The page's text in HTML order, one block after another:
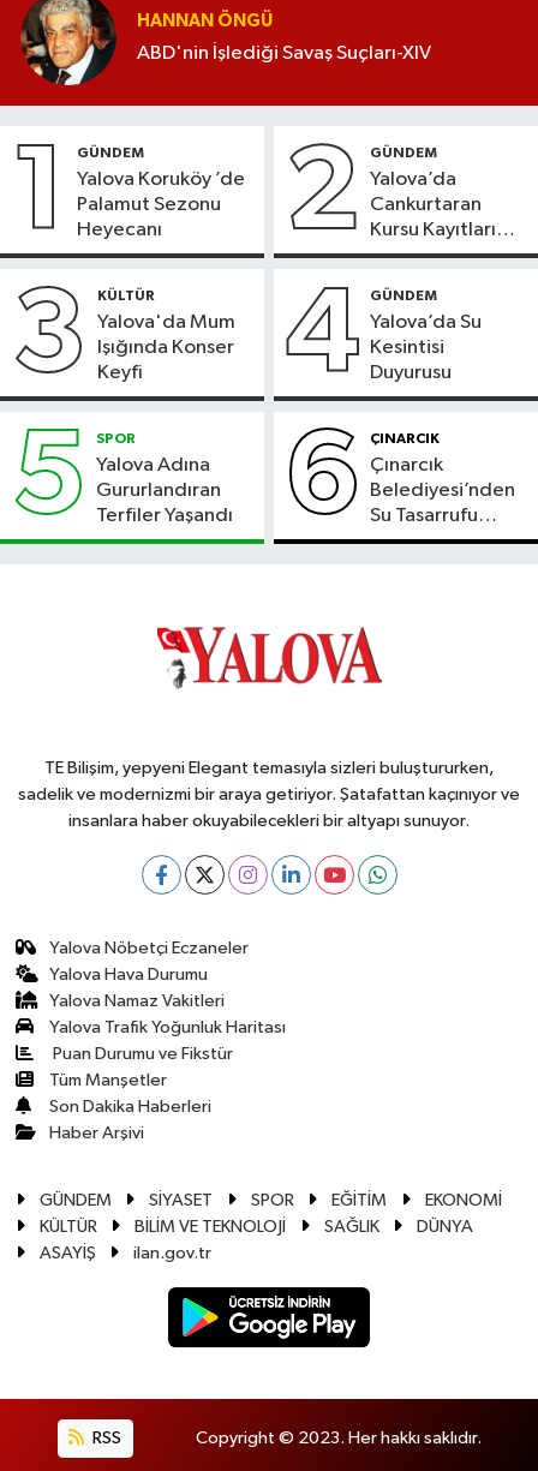
HANNAN ÖNGÜ
ABD'nin İşlediği Savaş Suçları-XIV
1 GÜNDEM
Yalova Koruköy ’de
Palamut Sezonu
Heyecanı
2 GÜNDEM
Yalova’da
Cankurtaran
Kursu Kayıtları
Başladı
3 KÜLTÜR
Yalova'da Mum
Işığında Konser
Keyfi
4 GÜNDEM
Yalova’da Su
Kesintisi
Duyurusu
5 SPOR
Yalova Adına
Gururlandıran
Terfiler Yaşandı
6 ÇINARCIK
Çınarcık
Belediyesi’nden
Su Tasarrufu
Çağrısı
TE Bilişim, yepyeni Elegant temasıyla sizleri buluştururken,
sadelik ve modernizmi bir araya getiriyor. Şatafattan kaçınıyor ve
insanlara haber okuyabilecekleri bir altyapı sunuyor.
Yalova Nöbetçi Eczaneler
Yalova Hava Durumu
Yalova Namaz Vakitleri
Yalova Trafik Yoğunluk Haritası
Puan Durumu ve Fikstür
Tüm Manşetler
Son Dakika Haberleri
Haber Arşivi
GÜNDEM SİYASET SPOR EĞİTİM
EKONOMİ
KÜLTÜR
BİLİM VE TEKNOLOJİ SAĞLIK
DÜNYA
ASAYİŞ
ilan.gov.tr
RSS Copyright © 2023. Her hakkı saklıdır.